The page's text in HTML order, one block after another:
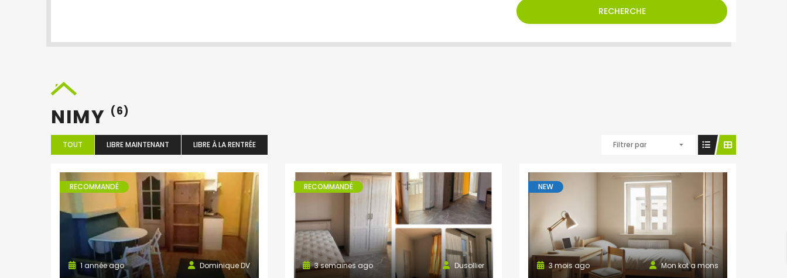
RECHERCHE
NIMY (6)
TOUT LIBRE MAINTENANT LIBRE À LA RENTRÉE Filtrer par
RECOMMANDÉ
Dominique DV
1 année ago
RECOMMANDÉ
Dusollier
3 semaines ago
NEW
Mon kot a mons
3 mois ago